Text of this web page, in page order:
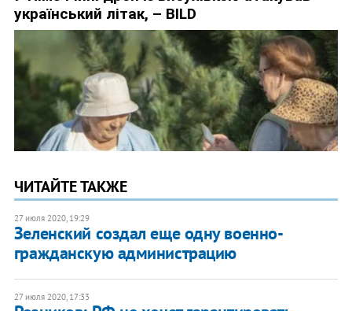
ЧИТАЙТЕ ТАКЖЕ
27 июля 2020, 19:29
Зеленский создал еще одну военно-
гражданскую администрацию
27 июля 2020, 17:33